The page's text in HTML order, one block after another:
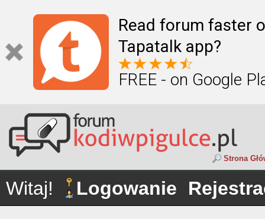
Read forum faster
Tapatalk app?
FREE - on Google
Strona
Witaj! Logowanie